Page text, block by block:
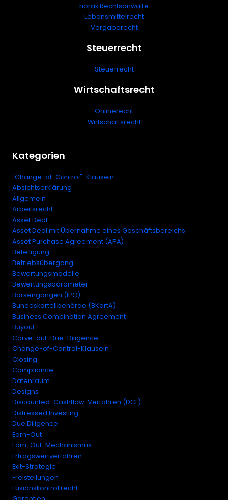
horak Rechtsanwälte
Lebensmittelrecht
Vergaberecht
Steuerrecht
Steuerrecht
Wirtschaftsrecht
Onlinerecht
Wirtschaftsrecht
Kategorien
"Change-of-Control"-Klauseln
Absichtserklärung
Allgemein
Arbeitsrecht
Asset Deal
Asset Deal mit Übernahme eines Geschäftsbereichs
Asset Purchase Agreement (APA)
Beteiligung
Betriebsübergang
Bewertungsmodelle
Bewertungsparameter
Börsengängen (IPO)
Bundeskartellbehörde (BKartA)
Business Combination Agreement
Buyout
Carve-out-Due-Diligence
Change-of-Control-Klauseln
Closing
Compliance
Datenraum
Designs
Discounted-Cashflow-Verfahren (DCF)
Distressed Investing
Due Diligence
Earn-Out
Earn-Out-Mechanismus
Ertragswertverfahren
Exit-Strategie
Freistellungen
Fusionskontrollrecht